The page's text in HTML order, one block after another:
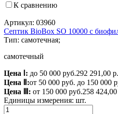
К сравнению
Артикул: 03960
Септик BioBox SO 10000 с
Тип: самотечная;
самотечный
Цена Ⅰ: до 50 000 руб.292 291,00 р.
Цена Ⅱ:от 50 000 руб. до 150 000
Цена Ⅲ: от 150 000 руб.258
Единицы измерения: шт.